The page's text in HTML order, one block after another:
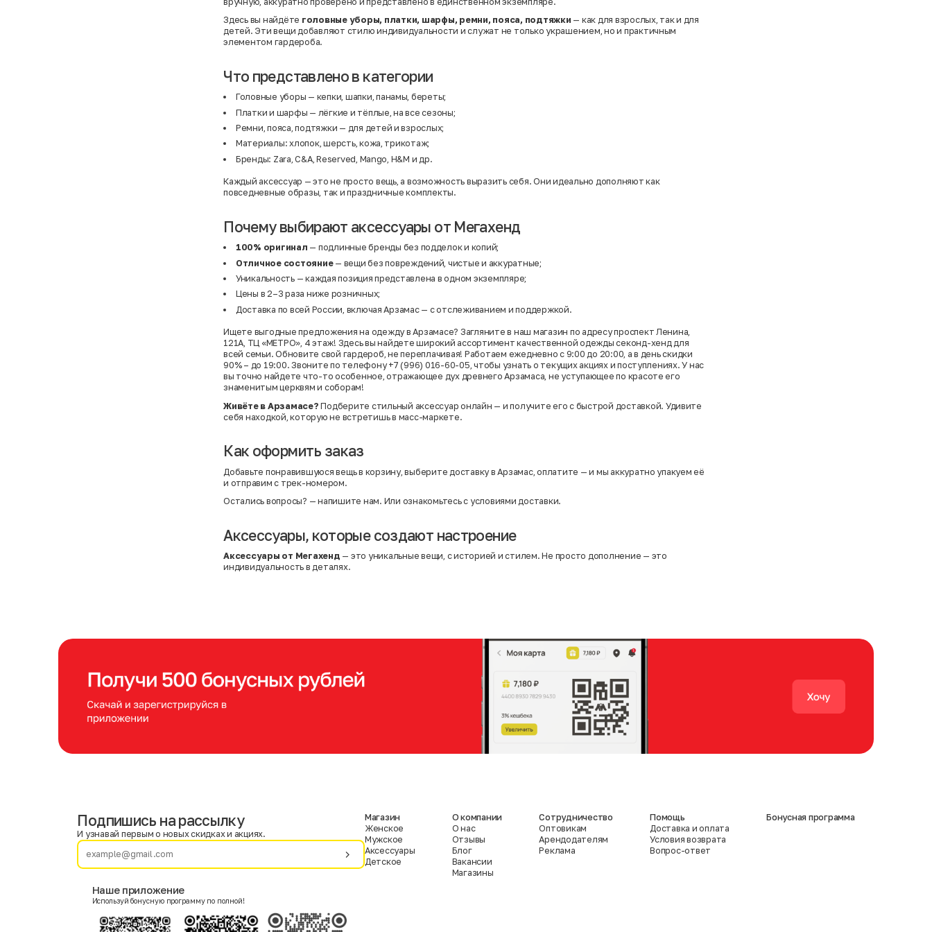
Здесь вы найдёте головные уборы, платки, шарфы, ремни, пояса, подтяжки — как для взрослых, так и для
детей. Эти вещи добавляют стилю индивидуальности и служат не только украшением, но и практичным
элементом гардероба.
Что представлено в категории
Головные уборы — кепки, шапки, панамы, береты;
Платки и шарфы — лёгкие и тёплые, на все сезоны;
Ремни, пояса, подтяжки — для детей и взрослых;
Материалы: хлопок, шерсть, кожа, трикотаж;
Бренды: Zara, C&A, Reserved, Mango, H&M и др.
Каждый аксессуар — это не просто вещь, а возможность выразить себя. Они идеально дополняют как
повседневные образы, так и праздничные комплекты.
Почему выбирают аксессуары от Мегахенд
100% оригинал — подлинные бренды без подделок и копий;
Отличное состояние— вещи без повреждений, чистые и аккуратные;
Уникальность — каждая позиция представлена в одном экземпляре;
Цены в 2–3 раза ниже розничных;
Доставка по всей России, включая Арзамас — с отслеживанием и поддержкой.
Ищете выгодные предложения на одежду в Арзамасе? Загляните в наш магазин по адресу проспект Ленина,
121А, ТЦ «МЕТРО», 4 этаж! Здесь вы найдете широкий ассортимент качественной одежды секонд-хенд для
всей семьи. Обновите свой гардероб, не переплачивая! Работаем ежедневно с 9:00 до 20:00, а в день скидки
90% – до 19:00. Звоните по телефону +7 (996) 016-60-05, чтобы узнать о текущих акциях и поступлениях. У нас
вы точно найдете что-то особенное, отражающее дух древнего Арзамаса, не уступающее по красоте его
знаменитым церквям и соборам!
Живёте в Арзамасе? Подберите стильный аксессуар онлайн — и получите его с быстрой доставкой. Удивите
себя находкой, которую не встретишь в масс-маркете.
Как оформить заказ
Добавьте понравившуюся вещь в корзину, выберите доставку в Арзамас, оплатите — и мы аккуратно упакуем её
и отправим с трек-номером.
Остались вопросы? — напишите нам. Или ознакомьтесь с условиями доставки.
Аксессуары, которые создают настроение
Аксессуары от Мегахенд — это уникальные вещи, с историей и стилем. Не просто дополнение — это
индивидуальность в деталях.
Фамилия
Подпишись на рассылку
И узнавай первым о новых скидках и акциях.
Наше приложение
Используй бонусную программу по полной!
Магазин
Женское
Мужское
Аксессуары
Детское
О компании
О нас
Отзывы
Блог
Вакансии
Магазины
Сотрудничество
Оптовикам
Арендодателям
Реклама
Помощь
Доставка и оплата
Условия возврата
Вопрос-ответ
Бонусная программа